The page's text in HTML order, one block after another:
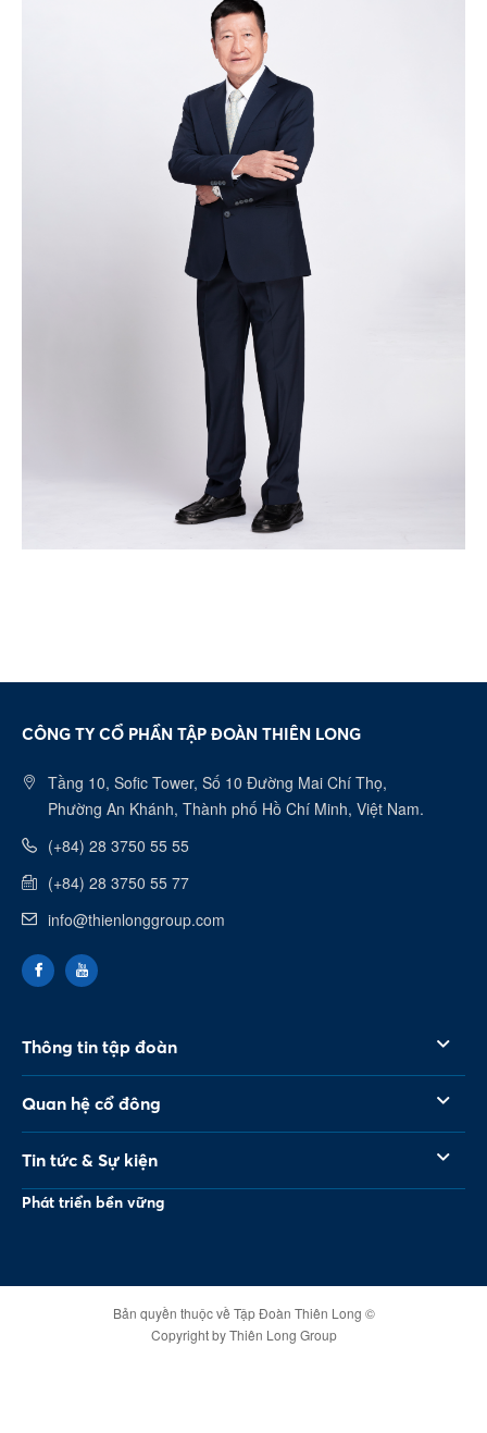
CÔNG TY CỔ PHẦN TẬP ĐOÀN THIÊN LONG
Tầng 10, Sofic Tower, Số 10 Đường Mai Chí Thọ,
Phường An Khánh, Thành phố Hồ Chí Minh, Việt Nam.
(+84) 28 3750 55 55
(+84) 28 3750 55 77
info@thienlonggroup.com
Thông tin tập đoàn
Quan hệ cổ đông
Tin tức & Sự kiện
Phát triển bền vững
Bản quyền thuộc về Tập Đoàn Thiên Long ©
Copyright by Thiên Long Group